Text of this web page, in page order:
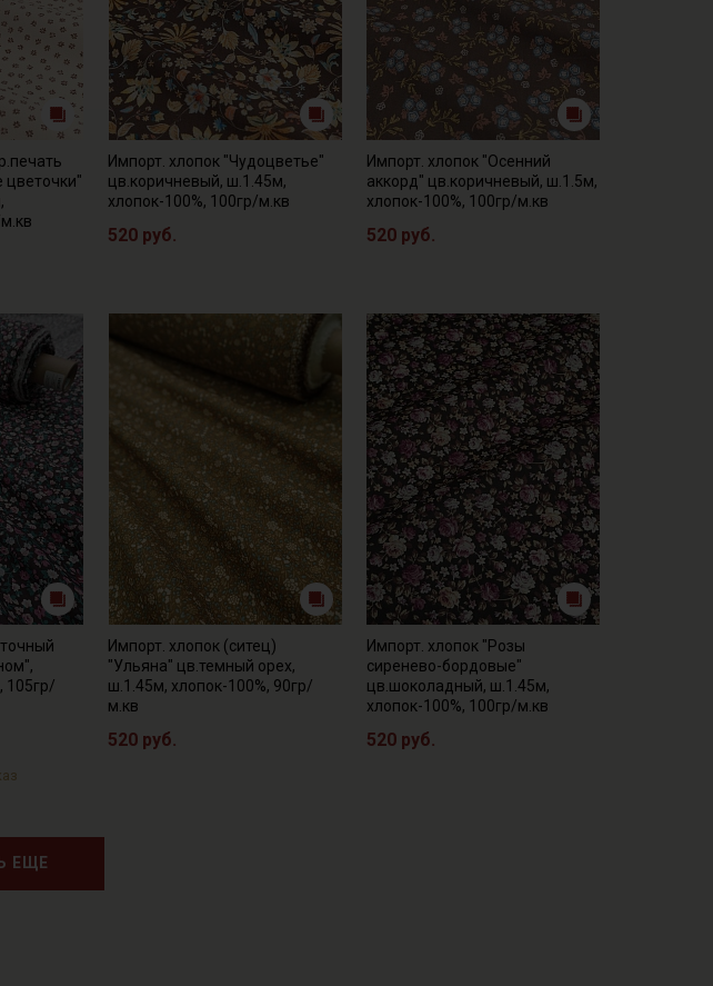
цветочки"
Импорт. хлопок "Чудоцветье"
цв.коричневый, ш.1.45м,
хлопок-100%, 100гр/м.кв
520 руб.
Импорт. хлопок "Осенний
аккорд" цв.коричневый, ш.1.5м,
хлопок-100%, 100гр/м.кв
520 руб.
105гр/
Импорт. хлопок (ситец)
"Ульяна" цв.темный орех,
ш.1.45м, хлопок-100%, 90гр/
м.кв
520 руб.
Импорт. хлопок "Розы
сиренево-бордовые"
цв.шоколадный, ш.1.45м,
хлопок-100%, 100гр/м.кв
520 руб.
ЕЩЕ